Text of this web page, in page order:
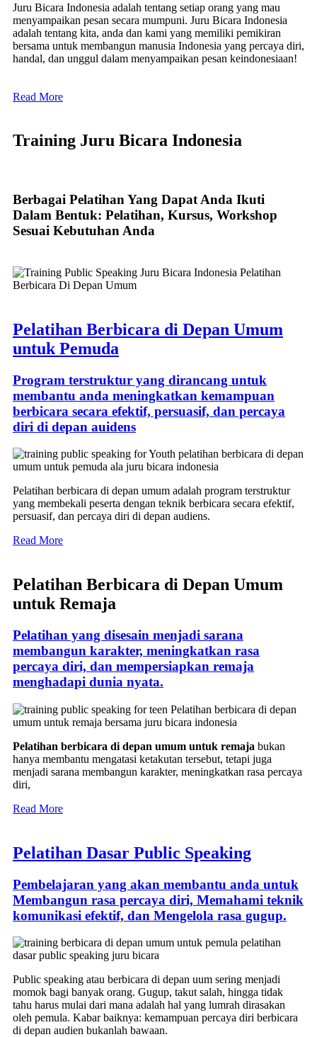
Juru Bicara Indonesia adalah tentang setiap orang yang mau
menyampaikan pesan secara mumpuni. Juru Bicara Indonesia
adalah tentang kita, anda dan kami yang memiliki pemikiran
bersama untuk membangun manusia Indonesia yang percaya diri,
handal, dan unggul dalam menyampaikan pesan keindonesiaan!
Read More
Training Juru Bicara Indonesia
Berbagai Pelatihan Yang Dapat Anda Ikuti
Dalam Bentuk: Pelatihan, Kursus, Workshop
Sesuai Kebutuhan Anda
Pelatihan Berbicara di Depan Umum
untuk Pemuda
Program terstruktur yang dirancang untuk
membantu anda meningkatkan kemampuan
berbicara secara efektif, persuasif, dan percaya
diri di depan auidens
Pelatihan berbicara di depan umum adalah program terstruktur
yang membekali peserta dengan teknik berbicara secara efektif,
persuasif, dan percaya diri di depan audiens.
Read More
Pelatihan Berbicara di Depan Umum
untuk Remaja
Pelatihan yang disesain menjadi sarana
membangun karakter, meningkatkan rasa
percaya diri, dan mempersiapkan remaja
menghadapi dunia nyata.
Pelatihan berbicara di depan umum untuk remaja bukan
hanya membantu mengatasi ketakutan tersebut, tetapi juga
menjadi sarana membangun karakter, meningkatkan rasa percaya
diri,
Read More
Pelatihan Dasar Public Speaking
Pembelajaran yang akan membantu anda untuk
Membangun rasa percaya diri, Memahami teknik
komunikasi efektif, dan Mengelola rasa gugup.
Public speaking atau berbicara di depan uum sering menjadi
momok bagi banyak orang. Gugup, takut salah, hingga tidak
tahu harus mulai dari mana adalah hal yang lumrah dirasakan
oleh pemula. Kabar baiknya: kemampuan percaya diri berbicara
di depan audien bukanlah bawaan.